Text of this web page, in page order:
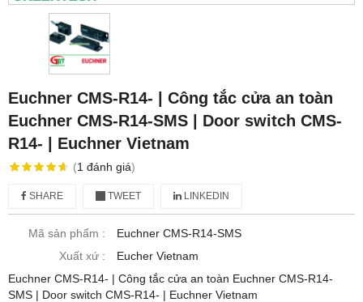
Euchner CMS-R14- | Công tắc cửa an toàn
Euchner CMS-R14-SMS | Door switch CMS-
R14- | Euchner Vietnam
(1 đánh giá)
SHARE TWEET LINKEDIN
Mã sản phẩm :
Euchner CMS-R14-SMS
Xuất xứ :
Eucher Vietnam
Euchner CMS-R14- | Công tắc cửa an toàn Euchner CMS-R14-
SMS | Door switch CMS-R14- | Euchner Vietnam